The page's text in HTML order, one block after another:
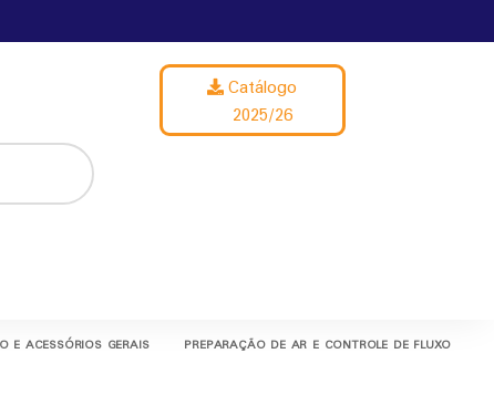
Catálogo
2025/26
E ACESSÓRIOS GERAIS PREPARAÇÃO DE AR E CONTROLE DE FLUXO